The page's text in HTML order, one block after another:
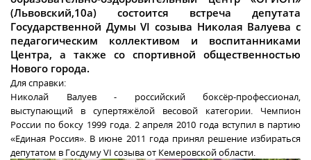
(Львовский,10а) состоится встреча депутата
Государственной Думы VI созыва Николая Валуева с
педагогическим коллективом и воспитанниками
Центра, а также со спортивной общественностью
Нового города.
Для справки:
Николай Валуев - российский боксёр-профессионал,
выступающий в супертяжёлой весовой категории. Чемпион
России по боксу 1999 года. 2 апреля 2010 года вступил в партию
«Единая Россия». В июне 2011 года принял решение избираться
депутатом в Госдуму VI созыва от Кемеровской области.